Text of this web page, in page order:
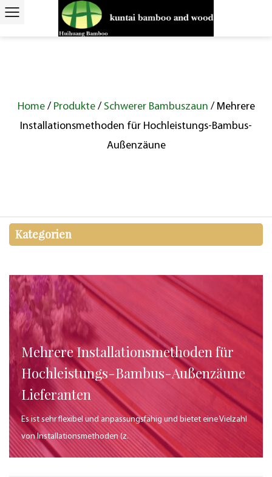
Home/ Produkte/ Schwerer Bambuszaun / Mehrere
Installationsmethoden für Hochleistungs-Bambus-
Außenzäune
Kategorien
Mehrere Installationsmethoden für
Hochleistungs-Bambus-Außenzäune
Lieferanten
Es ist sehr flexibel und anpassungsfähig und bietet eine Vielzahl
von Installationsmethoden (z.